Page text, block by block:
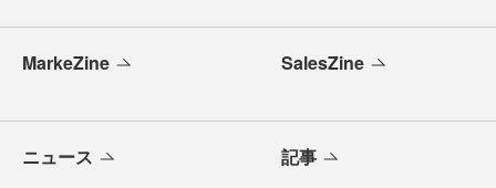
MarkeZine SalesZine
ニュース 記事